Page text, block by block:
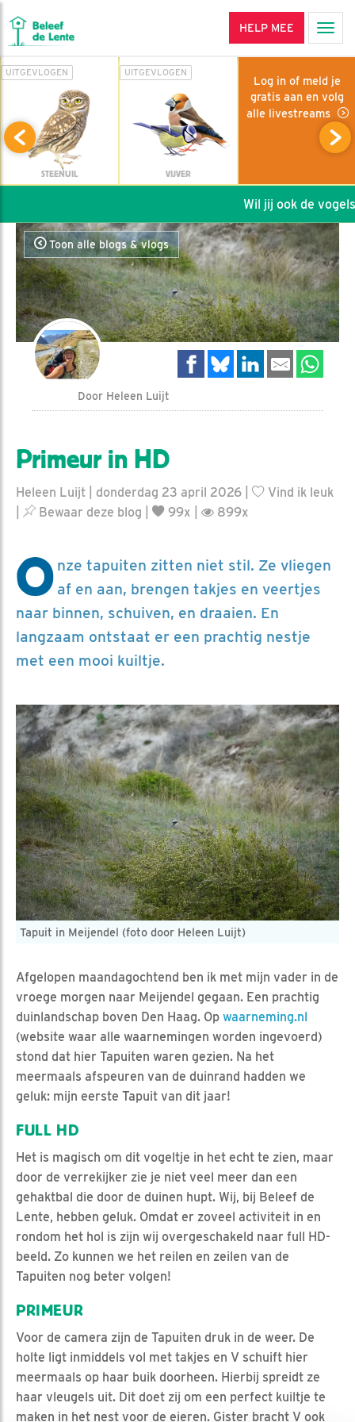
HELP MEE
UITGEVLOGEN
STEENUIL
UITGEVLOGEN
VIJVER
Log in of meld je
gratis aan en volg
alle livestreams
Wil jij ook de
Toon alle blogs & vlogs
Door Heleen Luijt
Primeur in HD
Heleen Luijt | donderdag 23 april 2026 |
Vind ik leuk
Bewaar deze blog 99x | 899x
O nze tapuiten zitten niet stil. Ze vliegen
af en aan, brengen takjes en veertjes
naar binnen, schuiven, en draaien. En
langzaam ontstaat er een prachtig nestje
met een mooi kuiltje.
Tapuit in Meijendel (foto door Heleen Luijt)
Afgelopen maandagochtend ben ik met mijn vader in de
vroege morgen naar Meijendel gegaan. Een prachtig
duinlandschap boven Den Haag. Op waarneming.nl
(website waar alle waarnemingen worden ingevoerd)
stond dat hier Tapuiten waren gezien. Na het
meermaals afspeuren van de duinrand hadden we
geluk: mijn eerste Tapuit van dit jaar!
FULL HD
Het is magisch om dit vogeltje in het echt te zien, maar
door de verrekijker zie je niet veel meer dan een
gehaktbal die door de duinen hupt. Wij, bij Beleef de
Lente, hebben geluk. Omdat er zoveel activiteit in en
rondom het hol is zijn wij overgeschakeld naar full HD-
beeld. Zo kunnen we het reilen en zeilen van de
Tapuiten nog beter volgen!
PRIMEUR
Voor de camera zijn de Tapuiten druk in de weer. De
holte ligt inmiddels vol met takjes en V schuift hier
meermaals op haar buik doorheen. Hierbij spreidt ze
haar vleugels uit. Dit doet zij om een perfect kuiltje te
maken in het nest voor de eieren. Gister bracht V ook